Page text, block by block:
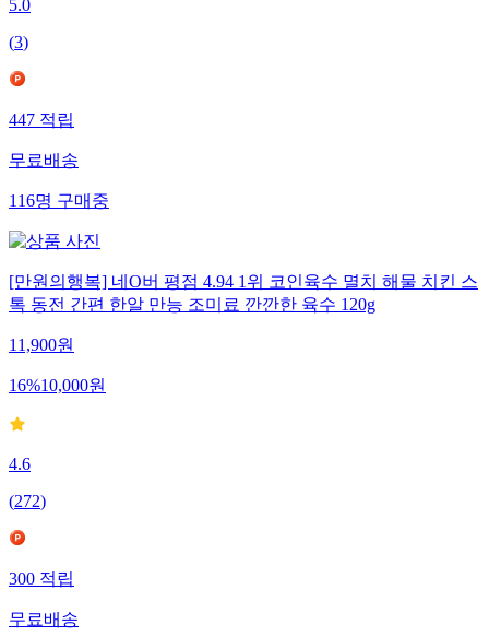
5.0
(3)
447적립
무료배송
116명구매중
[만원의행복] 네O버 평점 4.94 1위 코인육수 멸치 해물 치킨 스
톡 동전 간편 한알 만능 조미료 깐깐한 육수 120g
11,900원
16%10,000원
4.6
(272)
300적립
무료배송